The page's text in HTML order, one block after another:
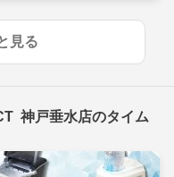
見る
神戸垂水店のタイム